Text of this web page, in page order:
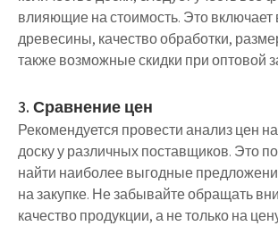
влияющие на стоимость. Это включает
древесины, качество обработки,
также возможные скидки при оптовой
3. Сравнение цен
Рекомендуется провести анализ цен
доску у различных поставщиков. Это
найти наиболее выгодные
на закупке. Не забывайте обращать
качество продукции, а не только на